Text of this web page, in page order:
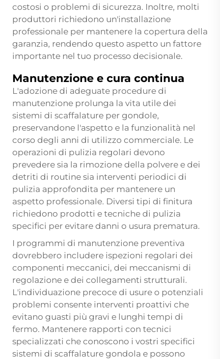
costosi o problemi di sicurezza. Inoltre, molti
produttori richiedono un'installazione
professionale per mantenere la copertura della
garanzia, rendendo questo aspetto un fattore
importante nel tuo processo decisionale.
Manutenzione e cura continua
L'adozione di adeguate procedure di
manutenzione prolunga la vita utile dei
sistemi di scaffalature per gondole,
preservandone l'aspetto e la funzionalità nel
corso degli anni di utilizzo commerciale. Le
operazioni di pulizia regolari devono
prevedere sia la rimozione della polvere e dei
detriti di routine sia interventi periodici di
pulizia approfondita per mantenere un
aspetto professionale. Diversi tipi di finitura
richiedono prodotti e tecniche di pulizia
specifici per evitare danni o usura prematura.
I programmi di manutenzione preventiva
dovrebbero includere ispezioni regolari dei
componenti meccanici, dei meccanismi di
regolazione e dei collegamenti strutturali.
L'individuazione precoce di usure o potenziali
problemi consente interventi proattivi che
evitano guasti più gravi e lunghi tempi di
fermo. Mantenere rapporti con tecnici
specializzati che conoscono i vostri specifici
sistemi di scaffalature gondola e possono